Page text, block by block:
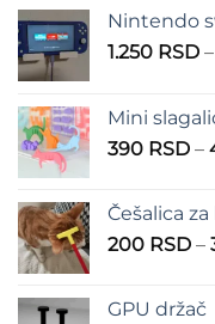
Nintendo
1.250 RSD –
Mini
390 RSD –
Češalica
200 RSD –
GPU držač